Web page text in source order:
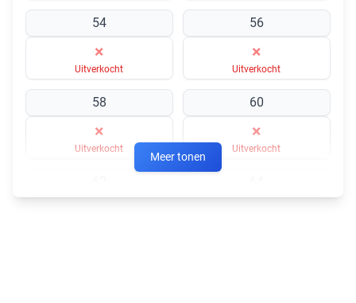
54
×
Uitverkocht
56
×
Uitverkocht
58
×
Uitverkocht
60
×
Uitverkocht
Meer tonen